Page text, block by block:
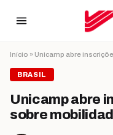
Início » Unicamp abre
BRASIL
Unicamp abre
sobre